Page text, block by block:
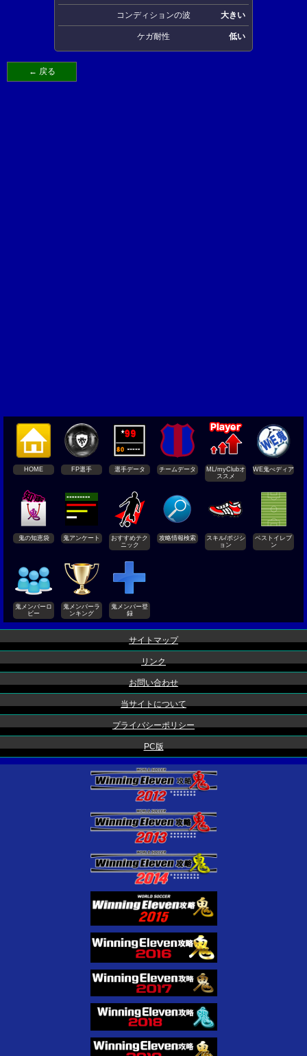
大きい
コンディションの波
低い
ケガ耐性
← 戻る
HOME FP選手 選手データ チームデータ
ML/myClubオ
ススメ
WE鬼ぺディア
鬼の知恵袋 鬼アンケート
おすすめテク
ニック
攻略情報検索
スキル/ポジシ
ョン
ベストイレブ
ン
鬼メンバーロ
ビー
鬼メンバーラ
ンキング
鬼メンバー登
録
サイトマップ
リンク
お問い合わせ
当サイトについて
プライバシーポリシー
PC版